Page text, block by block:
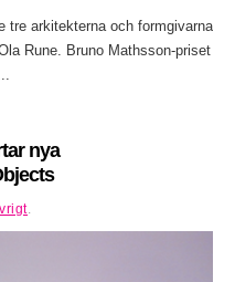
tre arkitekterna och formgivarna
Rune. Bruno Mathsson-priset
nya